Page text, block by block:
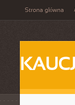
Strona główna